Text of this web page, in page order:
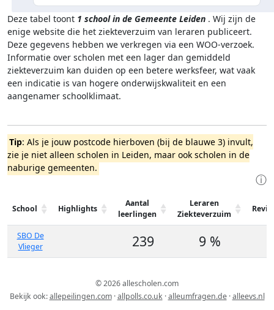
Deze tabel toont 1 school in de Gemeente Leiden . Wij zijn de
enige website die het ziekteverzuim van leraren publiceert.
Deze gegevens hebben we verkregen via een WOO-verzoek.
Informatie over scholen met een lager dan gemiddeld
ziekteverzuim kan duiden op een betere werksfeer, wat vaak
een indicatie is van hogere onderwijskwaliteit en een
aangenamer schoolklimaat.
Tip: Als je jouw postcode hierboven (bij de blauwe 3) invult,
zie je niet alleen scholen in Leiden, maar ook scholen in de
naburige gemeenten.
ⓘ
School Highlights
Aantal
leerlingen
Leraren
Ziekteverzuim
SBO De
Vlieger
239 9 %
© 2026 allescholen.com
Bekijk ook:allepeilingen.com·allpolls.co.uk ·alleumfragen.de·alleevs.nl